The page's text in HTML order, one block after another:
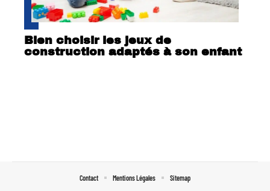
Bien choisir les jeux de
construction adaptés à son enfant
Contact Mentions Légales Sitemap